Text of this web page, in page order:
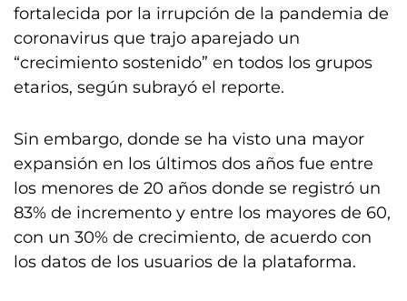
fortalecida por la irrupción de la pandemia de
coronavirus que trajo aparejado un
“crecimiento sostenido” en todos los grupos
etarios, según subrayó el reporte.
Sin embargo, donde se ha visto una mayor
expansión en los últimos dos años fue entre
los menores de 20 años donde se registró un
83% de incremento y entre los mayores de 60,
con un 30% de crecimiento, de acuerdo con
los datos de los usuarios de la plataforma.